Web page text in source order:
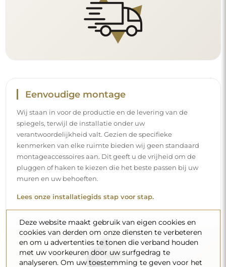
Eenvoudige montage
Wij staan in voor de productie en de levering van de
spiegels, terwijl de installatie onder uw
verantwoordelijkheid valt. Gezien de specifieke
kenmerken van elke ruimte bieden wij geen standaard
montageaccessoires aan. Dit geeft u de vrijheid om de
pluggen of haken te kiezen die het beste passen bij uw
muren en uw behoeften.
Lees onze installatiegids stap voor stap.
Deze website maakt gebruik van eigen cookies en
cookies van derden om onze diensten te verbeteren
en om u advertenties te tonen die verband houden
met uw voorkeuren door uw surfgedrag te
analyseren. Om uw toestemming te geven voor het